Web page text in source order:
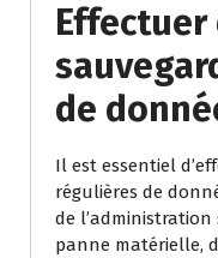
Effectuer
de
Il est essentiel
régulières de
de l’administration
panne matérielle,